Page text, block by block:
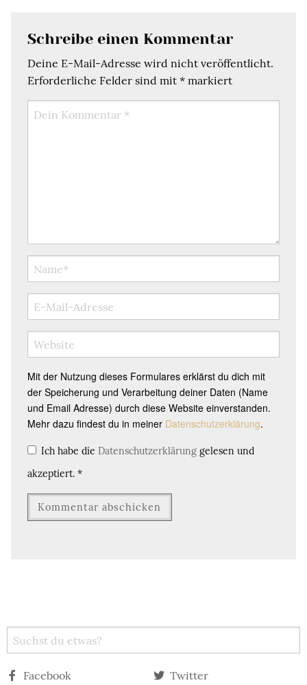
Schreibe einen Kommentar
Deine E-Mail-Adresse wird nicht veröffentlicht.
Erforderliche Felder sind mit * markiert
Mit der Nutzung dieses Formulares erklärst du dich mit
der Speicherung und Verarbeitung deiner Daten (Name
und Email Adresse) durch diese Website einverstanden.
Mehr dazu findest du in meiner Datenschutzerklärung.
Ich habe die Datenschutzerklärung gelesen und
akzeptiert. *
Facebook
Twitter